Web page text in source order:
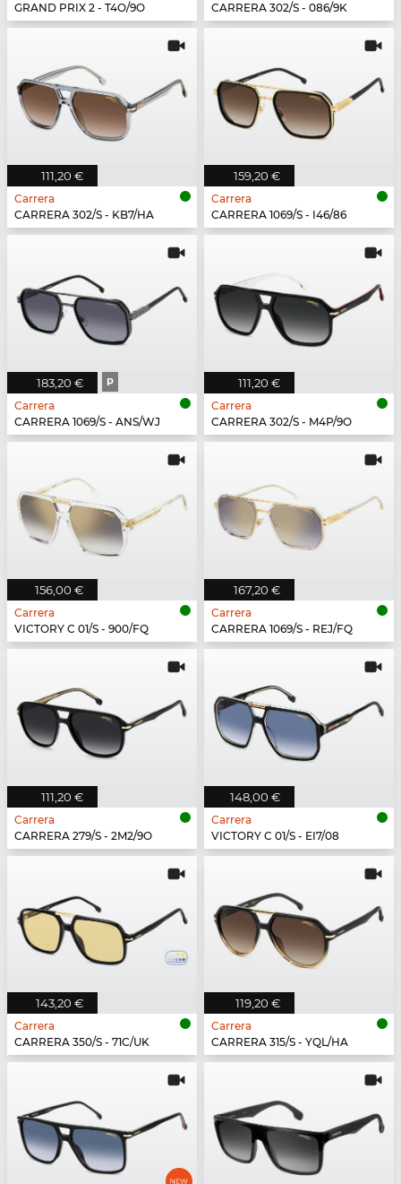
GRAND PRIX 2 - T4O/9O
CARRERA 302/S - 086/9K
111,20 €
Carrera
CARRERA 302/S - KB7/HA
159,20 €
Carrera
CARRERA 1069/S - I46/86
183,20 € P
Carrera
CARRERA 1069/S - ANS/WJ
111,20 €
Carrera
CARRERA 302/S - M4P/9O
156,00 €
Carrera
VICTORY C 01/S - 900/FQ
167,20 €
Carrera
CARRERA 1069/S - REJ/FQ
111,20 €
Carrera
CARRERA 279/S - 2M2/9O
148,00 €
Carrera
VICTORY C 01/S - EI7/08
143,20 €
Carrera
CARRERA 350/S - 71C/UK
119,20 €
Carrera
CARRERA 315/S - YQL/HA